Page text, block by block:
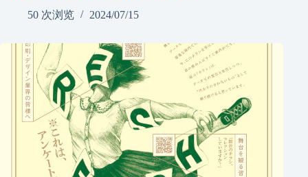
50 次浏览 2024/07/15